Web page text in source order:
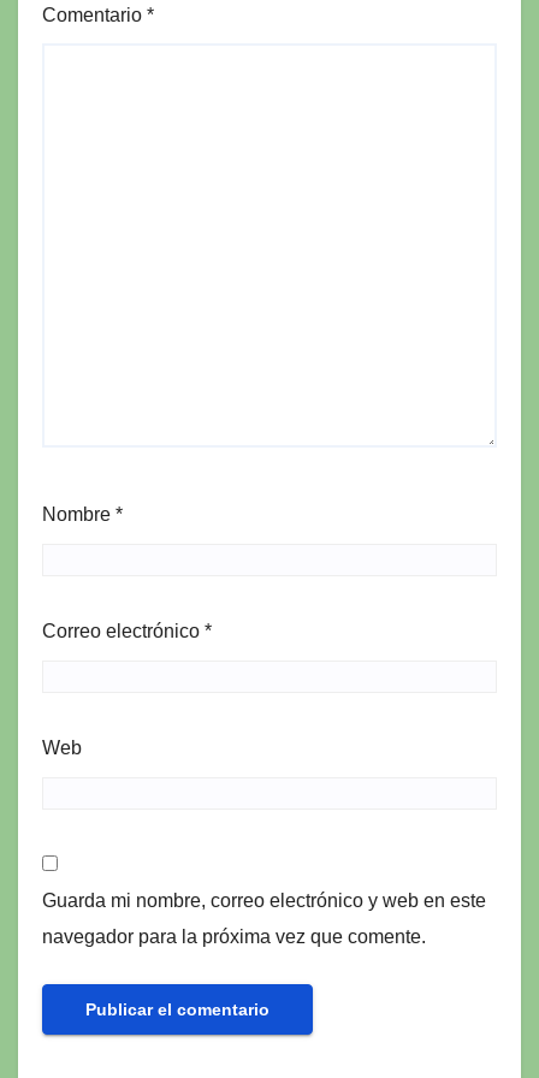
Comentario *
Nombre *
Correo electrónico *
Web
Guarda mi nombre, correo electrónico y web en este
navegador para la próxima vez que comente.